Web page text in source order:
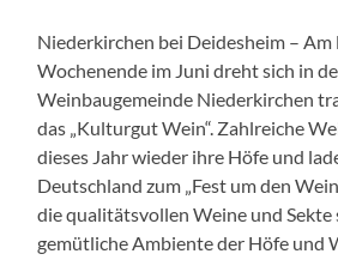
Niederkirchen bei Deidesheim – Am
Wochenende im Juni dreht sich in
Weinbaugemeinde Niederkirchen
das „Kulturgut Wein“. Zahlreiche
dieses Jahr wieder ihre Höfe und
Deutschland zum „Fest um den
die qualitätsvollen Weine und Sekte
gemütliche Ambiente der Höfe und